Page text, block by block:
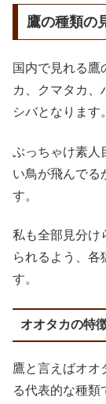
鷹の種類の
国内で見れる鷹
カ、クマタカ、
シバとなります。
ぶっちゃけ素人
い鳥が飛んでる
す。
私も全部見分け
られるよう、各
す。
オオタカの特
鷹と言えばオオ
る代表的な種類